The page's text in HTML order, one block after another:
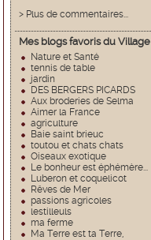
> Plus de commentaires...
Mes blogs favoris du Village
Nature et Santé
tennis de table
jardin
DES BERGERS PICARDS
Aux broderies de Selma
Aimer la France
agriculture
Baie saint brieuc
toutou et chats chats
Oiseaux exotique
Le bonheur est éphémère...
Luberon et coquelicot
Rêves de Mer
passions agricoles
lestilleuls
ma ferme
Ma Terre est ta Terre,